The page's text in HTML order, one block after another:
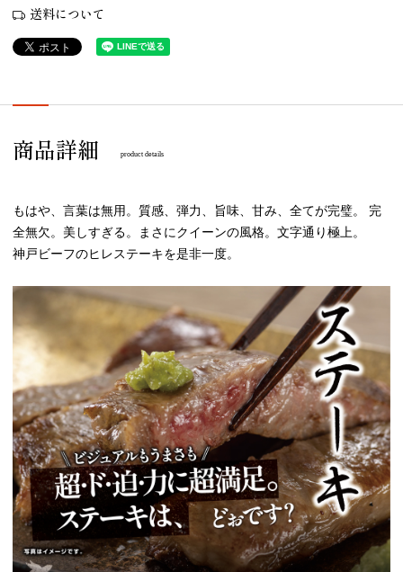
送料について
商品詳細 product details
もはや、言葉は無用。質感、弾力、旨味、甘み、全てが完璧。 完
全無欠。美しすぎる。まさにクイーンの風格。文字通り極上。
神戸ビーフのヒレステーキを是非一度。